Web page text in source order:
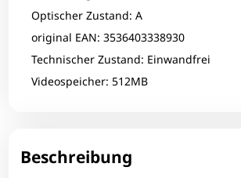
Optischer Zustand: A
original EAN: 3536403338930
Technischer Zustand: Einwandfrei
Videospeicher: 512MB
Beschreibung